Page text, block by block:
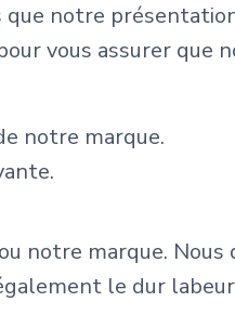
que notre
vous assurer que
notre marque.
notre marque. Nous
le dur